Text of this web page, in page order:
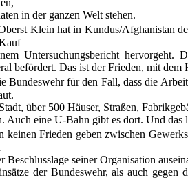
in der ganzen Welt stehen.
Klein hat in Kundus/Afghanistan
Untersuchungsbericht hervorgeht.
befördert. Das ist der Frieden, mit
Bundeswehr für den Fall, dass die
über 500 Häuser, Straßen,
Auch eine U-Bahn gibt es dort. Und
keinen Frieden geben zwischen
Beschlusslage seiner Organisation
der Bundeswehr, als auch